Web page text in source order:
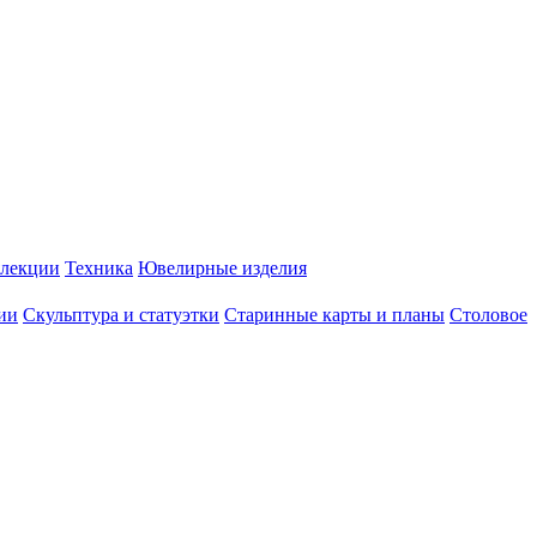
Техника Ювелирные изделия
Скульптура и статуэтки Старинные карты и планы Столовое